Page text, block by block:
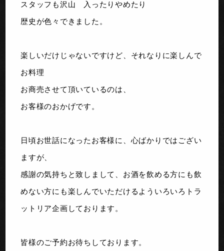
スタッフも沢山 入ったりやめたり
歴史が色々できました。
楽しいだけじゃないですけど、それなりに楽しんで
お料理
お商売させて頂いているのは、
お客様のおかげです。
日頃お世話になったお客様に、心ばかりではござい
ますが、
感謝の気持ちと致しまして、お酒を飲める方にも飲
めない方にも楽しんでいただけるよういろいろトラ
ットリア企画しております。
皆様のご予約お待ちしております。